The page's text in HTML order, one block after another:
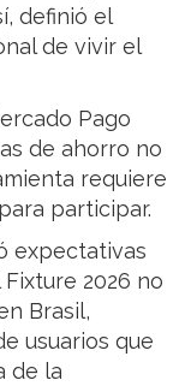
definió el
de vivir el
Pago
de ahorro no
requiere
participar.
expectativas
2026 no
Brasil,
usuarios que
de la